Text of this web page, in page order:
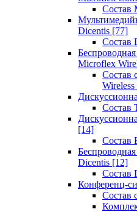
Состав
Dicentis [77]
Состав
Microflex
Состав
Wireless
Состав
[14]
Состав
Dicentis [12]
Состав
Конференц-
Состав